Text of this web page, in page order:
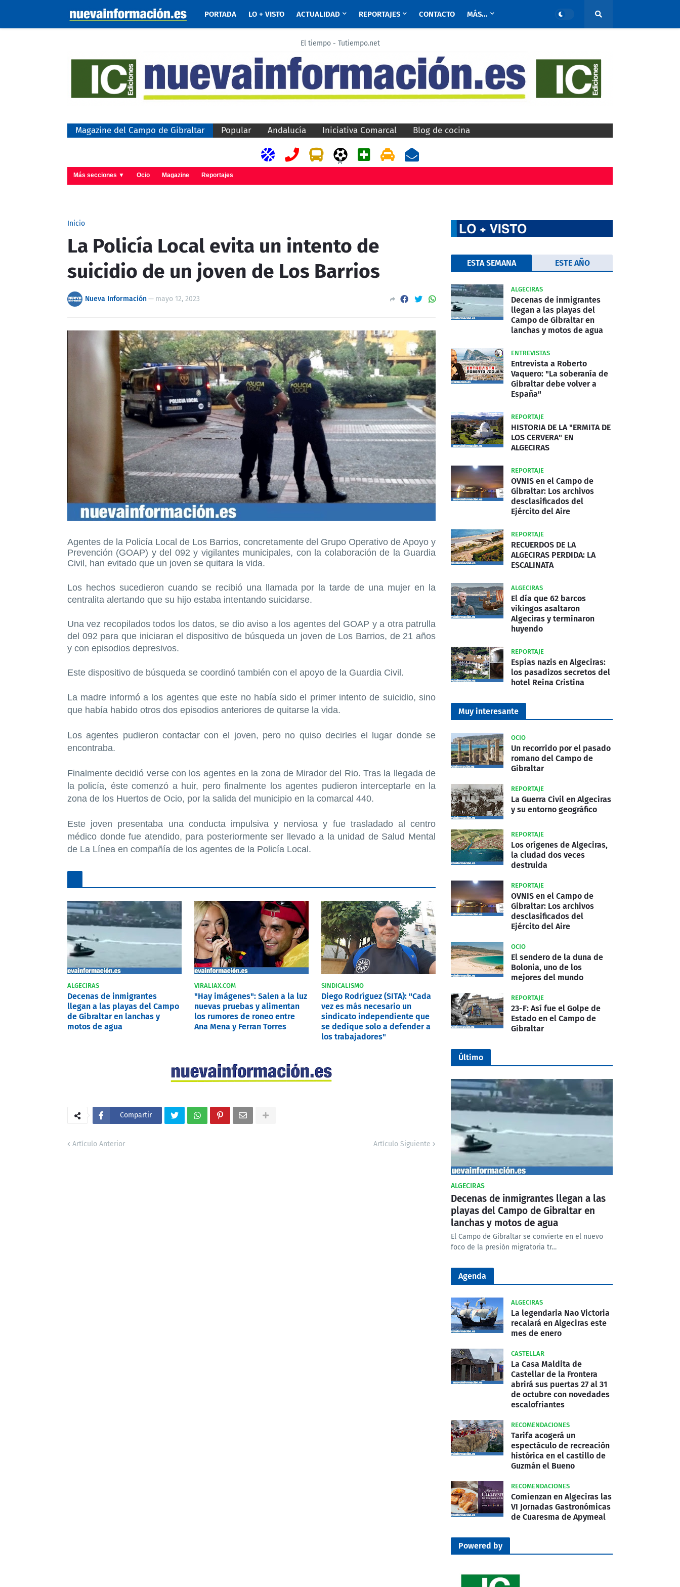
PORTADA LO + VISTO ACTUALIDAD REPORTAJES CONTACTO MÁS...
El tiempo - Tutiempo.net
Magazine del Campo de Gibraltar Popular Andalucía Iniciativa Comarcal Blog de cocina
A
Más secciones ▼ Ocio Magazine Reportajes
Inicio
La Policía Local evita un intento de
suicidio de un joven de Los Barrios
Nueva Información— mayo 12, 2023
Agentes de la Policía Local de Los Barrios, concretamente del Grupo Operativo de Apoyo y
Prevención (GOAP) y del 092 y vigilantes municipales, con la colaboración de la Guardia
Civil, han evitado que un joven se quitara la vida.
Los hechos sucedieron cuando se recibió una llamada por la tarde de una mujer en la
centralita alertando que su hijo estaba intentando suicidarse.
Una vez recopilados todos los datos, se dio aviso a los agentes del GOAP y a otra patrulla
del 092 para que iniciaran el dispositivo de búsqueda un joven de Los Barrios, de 21 años
y con episodios depresivos.
Este dispositivo de búsqueda se coordinó también con el apoyo de la Guardia Civil.
La madre informó a los agentes que este no había sido el primer intento de suicidio, sino
que había habido otros dos episodios anteriores de quitarse la vida.
Los agentes pudieron contactar con el joven, pero no quiso decirles el lugar donde se
encontraba.
Finalmente decidió verse con los agentes en la zona de Mirador del Rio. Tras la llegada de
la policía, éste comenzó a huir, pero finalmente los agentes pudieron interceptarle en la
zona de los Huertos de Ocio, por la salida del municipio en la comarcal 440.
Este joven presentaba una conducta impulsiva y nerviosa y fue trasladado al centro
médico donde fue atendido, para posteriormente ser llevado a la unidad de Salud Mental
de La Línea en compañía de los agentes de la Policía Local.
ALGECIRAS
Decenas de inmigrantes
llegan a las playas del Campo
de Gibraltar en lanchas y
motos de agua
VIRALIAX.COM
"Hay imágenes": Salen a la luz
nuevas pruebas y alimentan
los rumores de roneo entre
Ana Mena y Ferran Torres
SINDICALISMO
Diego Rodríguez (SITA): "Cada
vez es más necesario un
sindicato independiente que
se dedique solo a defender a
los trabajadores"
Compartir
Artículo Anterior Artículo Siguiente
ESTA SEMANA ESTE AÑO
ALGECIRAS
Decenas de inmigrantes
llegan a las playas del
Campo de Gibraltar en
lanchas y motos de agua
ENTREVISTAS
Entrevista a Roberto
Vaquero: "La soberanía de
Gibraltar debe volver a
España"
REPORTAJE
HISTORIA DE LA "ERMITA DE
LOS CERVERA" EN
ALGECIRAS
REPORTAJE
OVNIS en el Campo de
Gibraltar: Los archivos
desclasificados del
Ejército del Aire
REPORTAJE
RECUERDOS DE LA
ALGECIRAS PERDIDA: LA
ESCALINATA
ALGECIRAS
El día que 62 barcos
vikingos asaltaron
Algeciras y terminaron
huyendo
REPORTAJE
Espías nazis en Algeciras:
los pasadizos secretos del
hotel Reina Cristina
Muy interesante
OCIO
Un recorrido por el pasado
romano del Campo de
Gibraltar
REPORTAJE
La Guerra Civil en Algeciras
y su entorno geográfico
REPORTAJE
Los orígenes de Algeciras,
la ciudad dos veces
destruida
REPORTAJE
OVNIS en el Campo de
Gibraltar: Los archivos
desclasificados del
Ejército del Aire
OCIO
El sendero de la duna de
Bolonia, uno de los
mejores del mundo
REPORTAJE
23-F: Así fue el Golpe de
Estado en el Campo de
Gibraltar
Último
ALGECIRAS
Decenas de inmigrantes llegan a las
playas del Campo de Gibraltar en
lanchas y motos de agua
El Campo de Gibraltar se convierte en el nuevo
foco de la presión migratoria tr…
Agenda
ALGECIRAS
La legendaria Nao Victoria
recalará en Algeciras este
mes de enero
CASTELLAR
La Casa Maldita de
Castellar de la Frontera
abrirá sus puertas 27 al 31
de octubre con novedades
escalofriantes
RECOMENDACIONES
Tarifa acogerá un
espectáculo de recreación
histórica en el castillo de
Guzmán el Bueno
RECOMENDACIONES
Comienzan en Algeciras las
VI Jornadas Gastronómicas
de Cuaresma de Apymeal
Powered by